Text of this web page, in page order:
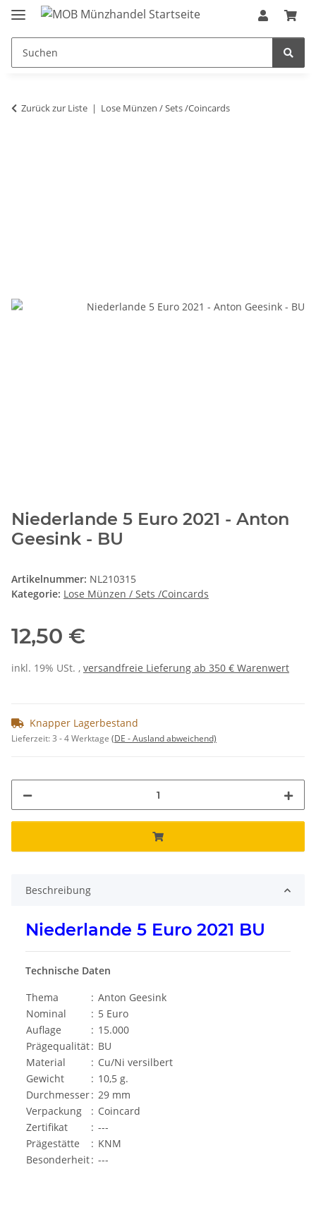
Zurück zur Liste Lose Münzen / Sets /Coincards
Niederlande 5 Euro 2021 - Anton
Geesink - BU
Artikelnummer: NL210315
Kategorie: Lose Münzen / Sets /Coincards
12,50 €
inkl. 19% USt. , versandfreie Lieferung ab 350 € Warenwert
Knapper Lagerbestand
Lieferzeit:3 - 4 Werktage (DE - Ausland abweichend)
Beschreibung
Niederlande 5 Euro 2021 BU
Technische Daten
Thema
: Anton Geesink
Nominal
: 5 Euro
Auflage
: 15.000
Prägequalität: BU
Material
: Cu/Ni versilbert
Gewicht
: 10,5 g.
Durchmesser: 29 mm
Verpackung
: Coincard
Zertifikat
: ---
Prägestätte
: KNM
Besonderheit: ---